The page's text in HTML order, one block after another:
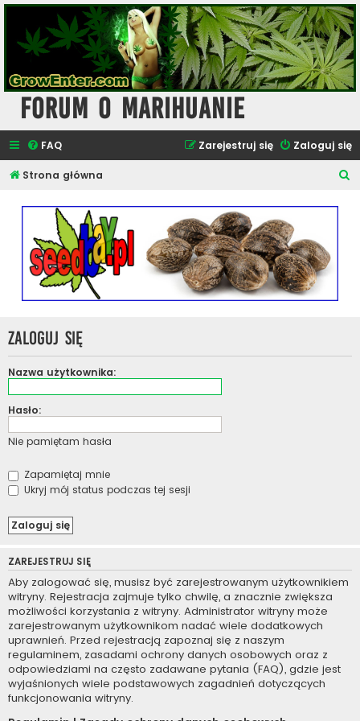
Forum o Marihuanie
FAQ Zaloguj się
Zarejestruj się
Strona główna
Zaloguj się
Nazwa użytkownika:
Hasło:
Nie pamiętam hasła
Zapamiętaj mnie
Ukryj mój status podczas tej sesji
ZAREJESTRUJ SIĘ
Aby zalogować się, musisz być zarejestrowanym użytkownikiem
witryny. Rejestracja zajmuje tylko chwilę, a znacznie zwiększa
możliwości korzystania z witryny. Administrator witryny może
zarejestrowanym użytkownikom nadać wiele dodatkowych
uprawnień. Przed rejestracją zapoznaj się z naszym
regulaminem, zasadami ochrony danych osobowych oraz z
odpowiedziami na często zadawane pytania (FAQ), gdzie jest
wyjaśnionych wiele podstawowych zagadnień dotyczących
funkcjonowania witryny.